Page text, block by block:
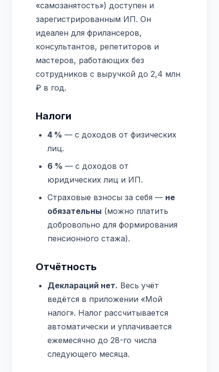
«самозанятость») доступен и
зарегистрированным ИП. Он
идеален для фрилансеров,
консультантов, репетиторов и
мастеров, работающих без
сотрудников с выручкой до 2,4 млн
₽ в год.
Налоги
4 % — с доходов от физических
лиц.
6 % — с доходов от
юридических лиц и ИП.
Страховые взносы за себя — не
обязательны (можно платить
добровольно для формирования
пенсионного стажа).
Отчётность
Деклараций нет. Весь учёт
ведётся в приложении «Мой
налог». Налог рассчитывается
автоматически и уплачивается
ежемесячно до 28-го числа
следующего месяца.